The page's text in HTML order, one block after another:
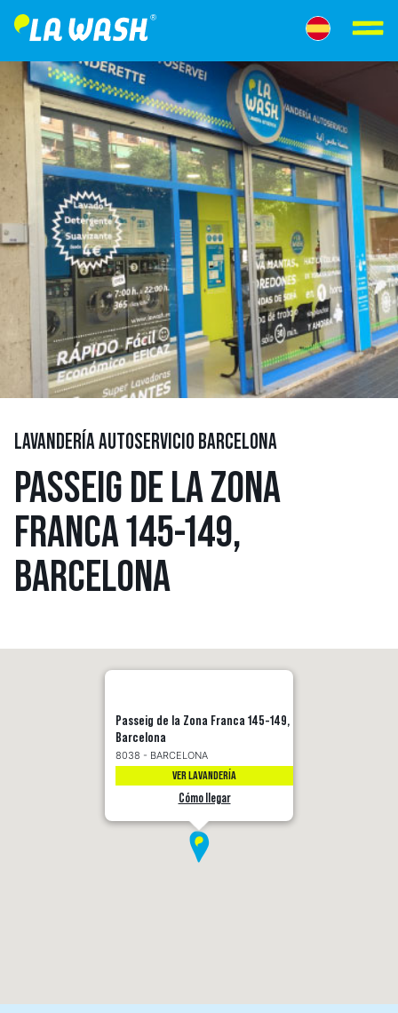
LAVANDERÍA AUTOSERVICIO BARCELONA
PASSEIG DE LA ZONA
FRANCA 145-149,
BARCELONA
Passeig de la Zona Franca 145-149,
Barcelona
8038 - BARCELONA
VER LAVANDERÍA
Cómo llegar